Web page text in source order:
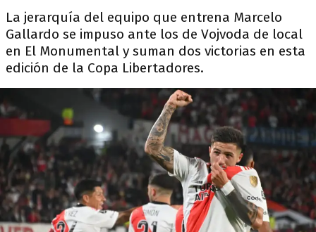
La jerarquía del equipo que entrena Marcelo
Gallardo se impuso ante los de Vojvoda de local
en El Monumental y suman dos victorias en esta
edición de la Copa Libertadores.